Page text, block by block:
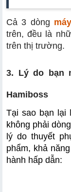
Cả 3 dòng
trên, đều là
trên thị trường.
3. Lý do bạn
Hamiboss
Tại sao bạn lại
không phải
lý do thuyết
phẩm, khả
hành hấp dẫn: